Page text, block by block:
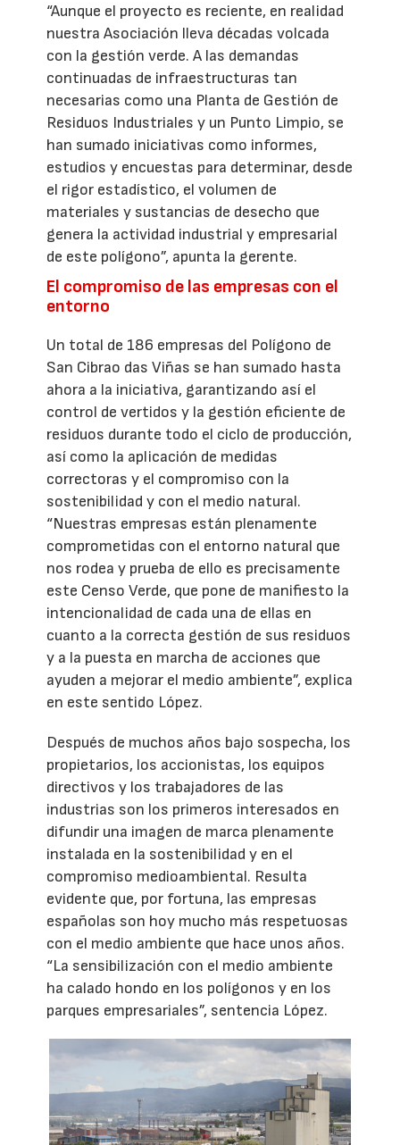
“Aunque el proyecto es reciente, en realidad
nuestra Asociación lleva décadas volcada
con la gestión verde. A las demandas
continuadas de infraestructuras tan
necesarias como una Planta de Gestión de
Residuos Industriales y un Punto Limpio, se
han sumado iniciativas como informes,
estudios y encuestas para determinar, desde
el rigor estadístico, el volumen de
materiales y sustancias de desecho que
genera la actividad industrial y empresarial
de este polígono”, apunta la gerente.
El compromiso de las empresas con el
entorno
Un total de 186 empresas del Polígono de
San Cibrao das Viñas se han sumado hasta
ahora a la iniciativa, garantizando así el
control de vertidos y la gestión eficiente de
residuos durante todo el ciclo de producción,
así como la aplicación de medidas
correctoras y el compromiso con la
sostenibilidad y con el medio natural.
“Nuestras empresas están plenamente
comprometidas con el entorno natural que
nos rodea y prueba de ello es precisamente
este Censo Verde, que pone de manifiesto la
intencionalidad de cada una de ellas en
cuanto a la correcta gestión de sus residuos
y a la puesta en marcha de acciones que
ayuden a mejorar el medio ambiente”, explica
en este sentido López.
Después de muchos años bajo sospecha, los
propietarios, los accionistas, los equipos
directivos y los trabajadores de las
industrias son los primeros interesados en
difundir una imagen de marca plenamente
instalada en la sostenibilidad y en el
compromiso medioambiental. Resulta
evidente que, por fortuna, las empresas
españolas son hoy mucho más respetuosas
con el medio ambiente que hace unos años.
“La sensibilización con el medio ambiente
ha calado hondo en los polígonos y en los
parques empresariales”, sentencia López.